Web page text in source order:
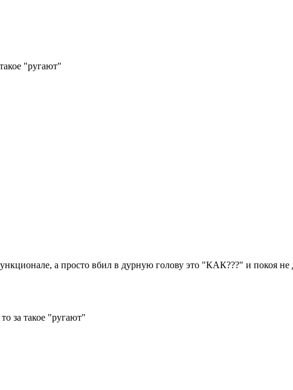
"ругают"
а просто вбил в дурную голову это "КАК???" и покоя
за такое "ругают"